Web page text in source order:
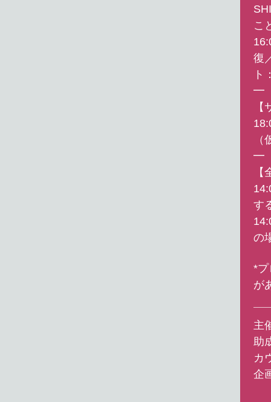
こ
復
ト
━
━
す
の
*プ
が
主
助
カ
企